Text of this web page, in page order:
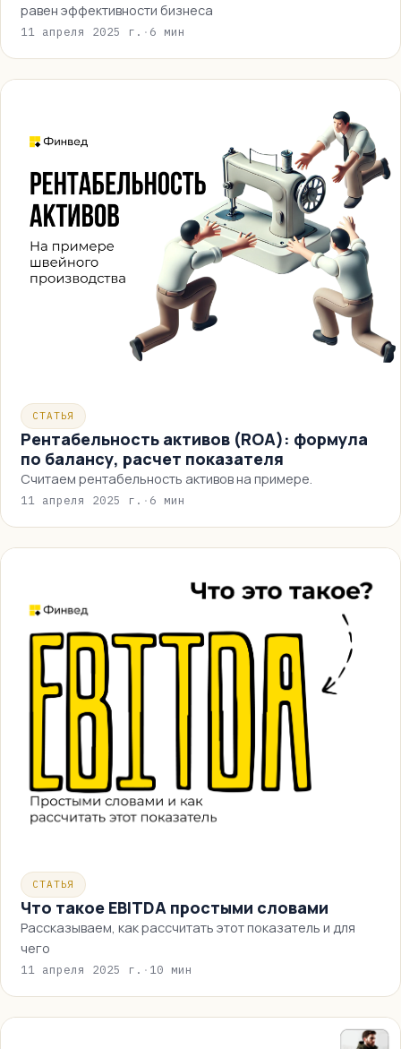
равен эффективности бизнеса
11 апреля 2025 г. · 6 мин
СТАТЬЯ
Рентабельность активов (ROA): формула
по балансу, расчет показателя
Считаем рентабельность активов на примере.
11 апреля 2025 г. · 6 мин
СТАТЬЯ
Что такое EBITDA простыми словами
Рассказываем, как рассчитать этот показатель и для
чего
11 апреля 2025 г. · 10 мин